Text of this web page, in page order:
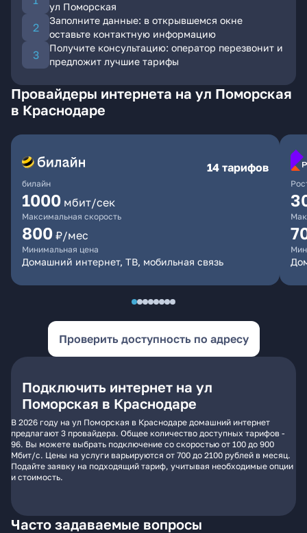
ул Поморская
Заполните данные: в открывшемся окне
оставьте контактную информацию
Получите консультацию: оператор перезвонит и
предложит лучшие тарифы
Провайдеры интернета на ул Поморская
в Краснодаре
билайн
14 тарифов
1000 мбит/сек
Максимальная скорость
800 ₽/мес
Минимальная цена
Домашний интернет, ТВ, мобильная связь
Проверить доступность по адресу
Подключить интернет на ул
Поморская в Краснодаре
В 2026 году на ул Поморская в Краснодаре домашний интернет
предлагают 3 провайдера. Общее количество доступных тарифов -
96. Вы можете выбрать подключение со скоростью от 100 до 900
Мбит/с. Цены на услуги варьируются от 700 до 2100 рублей в месяц.
Подайте заявку на подходящий тариф, учитывая необходимые опции
и стоимость.
Часто задаваемые вопросы